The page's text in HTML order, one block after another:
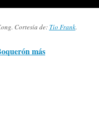
Cortesía de: Tío Frank.
más